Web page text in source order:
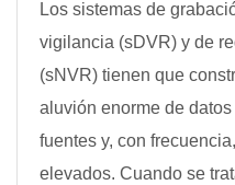
Los sistemas de
vigilancia (sDVR) y de
(sNVR) tienen que
aluvión enorme de
fuentes y, con
elevados. Cuando se